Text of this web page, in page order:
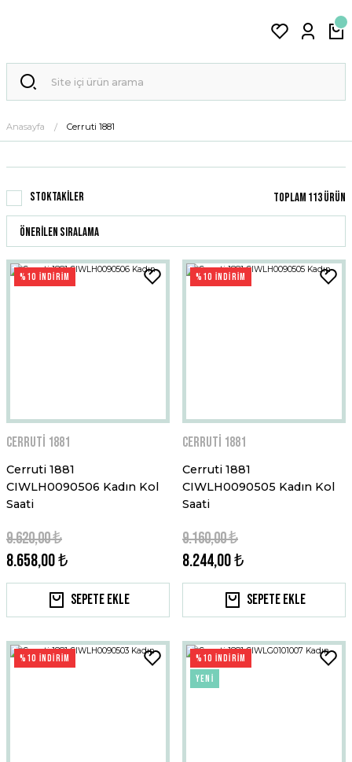
Anasayfa Cerruti 1881
Stoktakiler Toplam 113 ürün
%10 İNDİRİM
Cerruti 1881
Cerruti 1881
CIWLH0090506 Kadın Kol
Saati
8.658,00 ₺
9.620,00 ₺
Sepete Ekle
%10 İNDİRİM
Cerruti 1881
Cerruti 1881
CIWLH0090505 Kadın Kol
Saati
8.244,00 ₺
9.160,00 ₺
Sepete Ekle
%10 İNDİRİM
%10 İNDİRİM
YENİ